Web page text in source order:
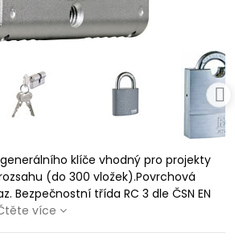
klíče vhodný pro projekty
(do 300 vložek).Povrchová
Bezpečnostní třída RC 3 dle ČSN EN
více